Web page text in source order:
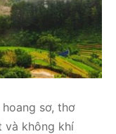
sơ, thơ
và không khí